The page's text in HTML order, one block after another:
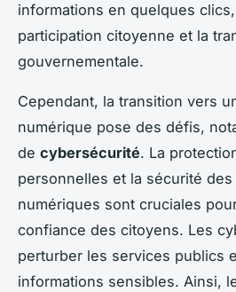
informations en quelques
participation citoyenne et la
gouvernementale.
Cependant, la transition vers
numérique pose des défis,
de cybersécurité. La
personnelles et la sécurité
numériques sont cruciales
confiance des citoyens. Les
perturber les services publics
informations sensibles. Ainsi,